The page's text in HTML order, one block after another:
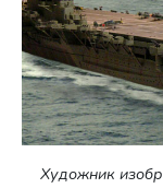
Художник